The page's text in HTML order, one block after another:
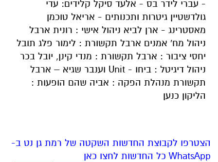
- עברי לידר בס - אלעד סיקל קלידים: עדי
גולדשטיין גיטרות ותכנותים - אריאל טוכמן
מאסטרינג - ארן לביא ניהול אישי : רונית ארבל
ניהול מח' אמנים ארבל תקשורת : לימור פלג תובל
יחסי ציבור : ארבל תקשורת : מנדי קינן, יובל בכר
ניהול דיגיטל : ביחו - Unit וענבר שגיא – ארבל
תקשורת מנהלת הפקה : אביה שהם הופעות :
הליקון כנען
הצטרפו לקבוצת החדשות השקטה של רמת גן נט ב-
WhatsApp כל החדשות לחצו כאן